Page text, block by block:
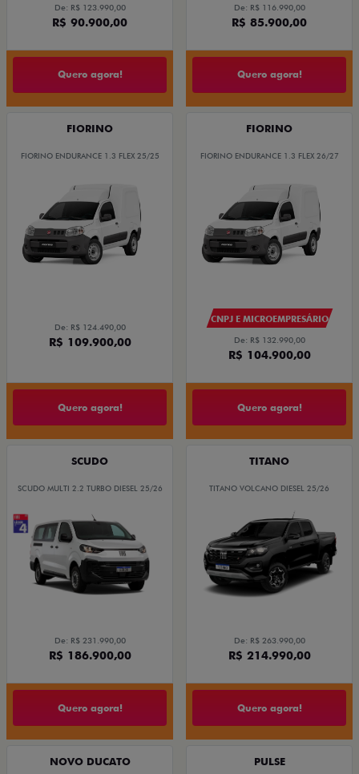
De: R$ 123.990,00
R$ 90.900,00
Quero agora!
De: R$ 116.990,00
R$ 85.900,00
Quero agora!
FIORINO
FIORINO ENDURANCE 1.3 FLEX 25/25
De: R$ 124.490,00
R$ 109.900,00
Quero agora!
FIORINO
FIORINO ENDURANCE 1.3 FLEX 26/27
CNPJ E MICROEMPRESÁRIO
De: R$ 132.990,00
R$ 104.900,00
Quero agora!
SCUDO
SCUDO MULTI 2.2 TURBO DIESEL 25/26
De: R$ 231.990,00
R$ 186.900,00
Quero agora!
TITANO
TITANO VOLCANO DIESEL 25/26
De: R$ 263.990,00
R$ 214.990,00
Quero agora!
NOVO DUCATO PULSE